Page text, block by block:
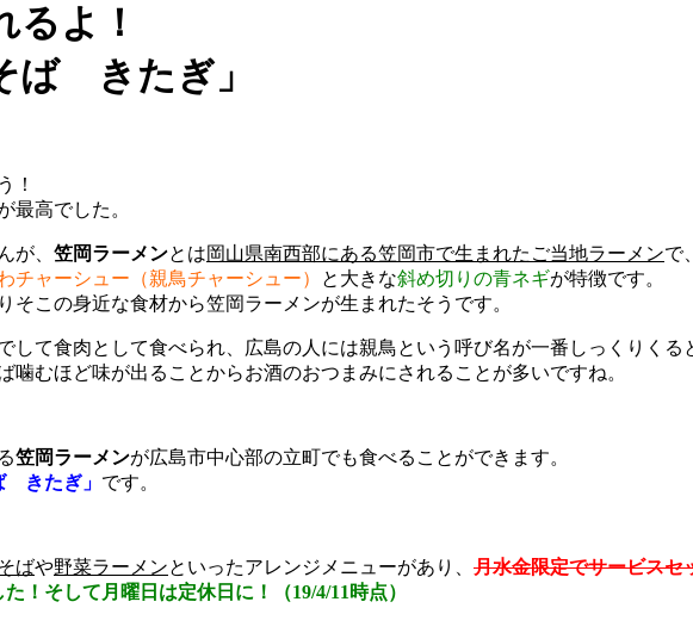
るよ！
ば きたぎ」
！
最高でした。
が、 笠岡ラーメンとは岡山県南西部にある笠岡市で生まれたご当地ラーメンで
チャーシュー（親鳥チャーシュー） と大きな斜め切りの青ネギが特徴です。
この身近な食材から笠岡ラーメンが生まれたそうです。
て食肉として食べられ、広島の人には親鳥という呼び名が一番しっくりくる
噛むほど味が出ることからお酒のおつまみにされることが多いですね。
笠岡ラーメンが広島市中心部の立町でも食べることができます。
きたぎ」 です。
ばや野菜ラーメンといったアレンジメニューがあり、 月水金限定でサービスセ
！そして月曜日は定休日に！（19/4/11時点）